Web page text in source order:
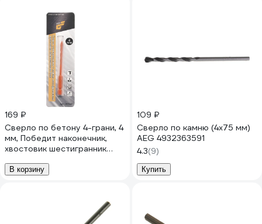
169 ₽
Сверло по бетону 4-грани, 4
мм, Победит наконечник,
хвостовик шестигранник
T975047
В корзину
109 ₽
Сверло по камню (4х75 мм)
AEG 4932363591
4.3(9)
Купить